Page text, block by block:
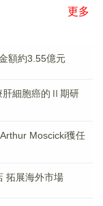
更多
額約3.55億元
肝細胞癌的Ⅱ期研
Moscicki獲任
拓展海外市場